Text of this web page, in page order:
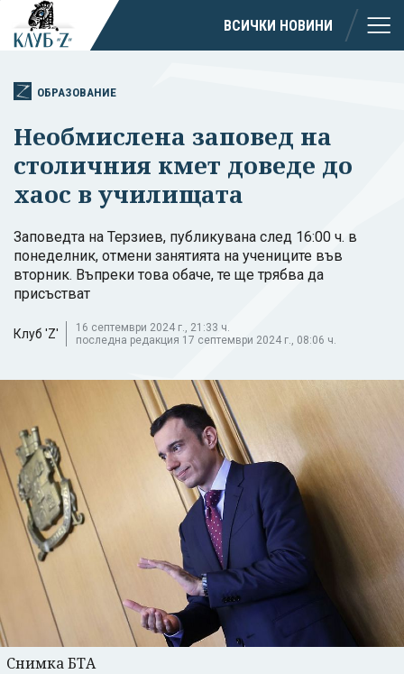
ВСИЧКИ НОВИНИ
ОБРАЗОВАНИЕ
Необмислена заповед на
столичния кмет доведе до
хаос в училищата
Заповедта на Терзиев, публикувана след 16:00 ч. в
понеделник, отмени занятията на учениците във
вторник. Въпреки това обаче, те ще трябва да
присъстват
Клуб 'Z'
16 септември 2024 г., 21:33 ч.
последна редакция 17 септември 2024 г., 08:06 ч.
Снимка БТА